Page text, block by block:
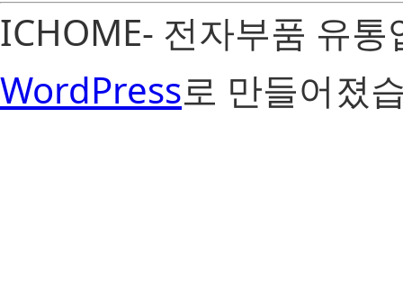
ICHOME- 전자부품 유
WordPress로 만들어졌